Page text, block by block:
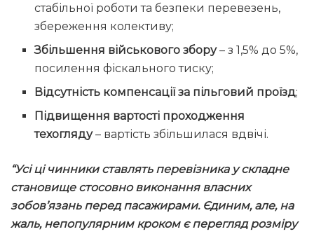
стабільної роботи та безпеки перевезень,
збереження колективу;
Збільшення військового збору– з 1,5% до 5%,
посилення фіскального тиску;
Відсутність компенсації за пільговий проїзд;
Підвищення вартості проходження
техогляду– вартість збільшилася вдвічі.
“Усі ці чинники ставлять перевізника у складне
становище стосовно виконання власних
зобов’язань перед пасажирами. Єдиним, але, на
жаль, непопулярним кроком є перегляд розміру